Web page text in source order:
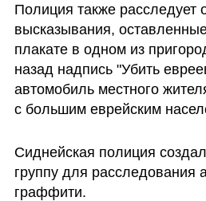
Полиция также расследует
высказывания,
плакате в одном из
назад надпись "Убить
автомобиль местного
с большим еврейским
Сиднейская полиция
группу для расследования
граффити.